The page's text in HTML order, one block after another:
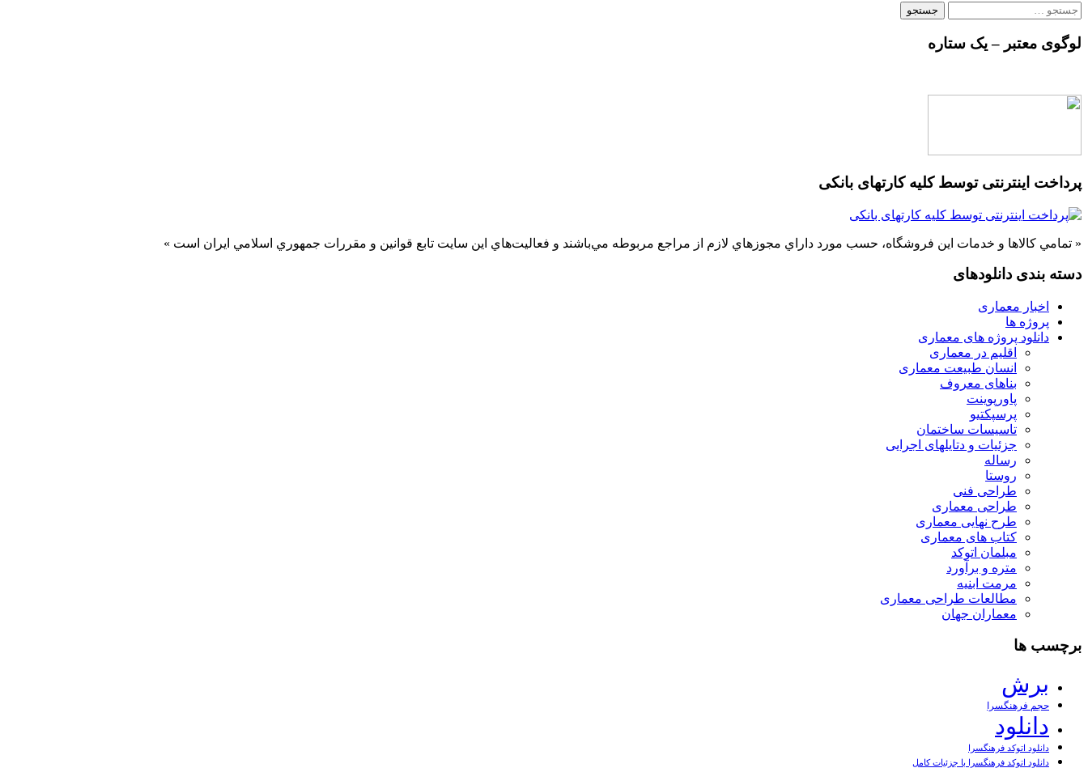
جستجو
برای:
لوگوی معتبر – یک ستاره
پرداخت اینترنتی توسط کلیه کارتهای بانکی
« تمامي كالاها و خدمات اين فروشگاه، حسب مورد داراي مجوزهاي لازم از مراجع مربوطه مي‌باشند و فعاليت‌هاي اين سايت تابع قوانين و مقررات جمهوري اسلامي ايران است »
دسته بندی دانلودهای
اخبار معماری
پروژه ها
دانلود پروژه های معماری
اقلیم در معماری
انسان طبیعت معماری
بناهای معروف
پاورپوینت
پرسپکتیو
تاسیسات ساختمان
جزئیات و دتایلهای اجرایی
رساله
روستا
طراحی فنی
طراحی معماری
طرح نهایی معماری
کتاب های معماری
مبلمان اتوکد
متره و برآورد
مرمت ابنیه
مطالعات طراحی معماری
معماران جهان
برچسب ها
برش
حجم فرهنگسرا
دانلود
دانلود اتوکد فرهنگسرا
دانلود اتوکد فرهنگسرا با جزئیات کامل